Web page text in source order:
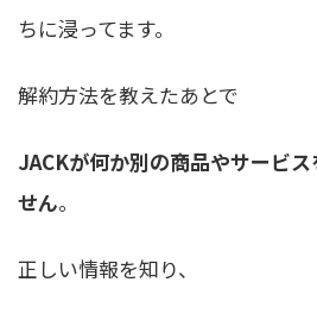
ちに浸ってます。
解約方法を教えたあとで
JACKが何か別の商品やサービ
せん。
正しい情報を知り、